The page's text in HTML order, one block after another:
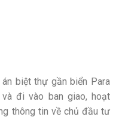
biệt thự gần biển Para
đi vào ban giao, hoạt
thông tin về chủ đầu tư